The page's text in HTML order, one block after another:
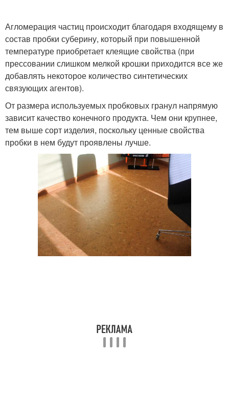
Агломерация частиц происходит благодаря входящему в
состав пробки суберину, который при повышенной
температуре приобретает клеящие свойства (при
прессовании слишком мелкой крошки приходится все же
добавлять некоторое количество синтетических
связующих агентов).
От размера используемых пробковых гранул напрямую
зависит качество конечного продукта. Чем они крупнее,
тем выше сорт изделия, поскольку ценные свойства
пробки в нем будут проявлены лучше.